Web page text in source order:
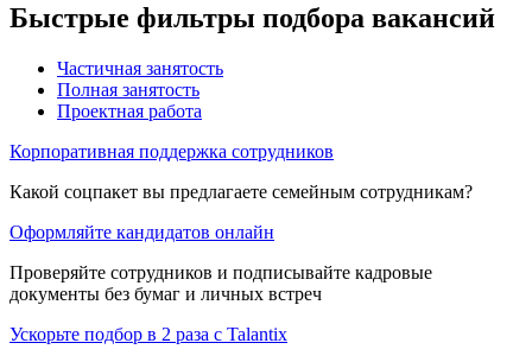
Быстрые фильтры подбора вакансий
Частичная занятость
Полная занятость
Проектная работа
Корпоративная поддержка сотрудников
Какой соцпакет вы предлагаете семейным сотрудникам?
Оформляйте кандидатов онлайн
Проверяйте сотрудников и подписывайте кадровые
документы без бумаг и личных встреч
Ускорьте подбор в 2 раза с Talantix